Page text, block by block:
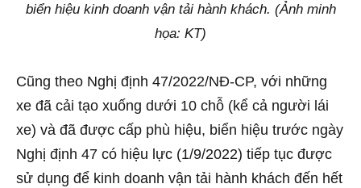
biển hiệu kinh doanh vận tải hành khách. (Ảnh minh
họa: KT)
Cũng theo Nghị định 47/2022/NĐ-CP, với những
xe đã cải tạo xuống dưới 10 chỗ (kể cả người lái
xe) và đã được cấp phù hiệu, biển hiệu trước ngày
Nghị định 47 có hiệu lực (1/9/2022) tiếp tục được
sử dụng để kinh doanh vận tải hành khách đến hết